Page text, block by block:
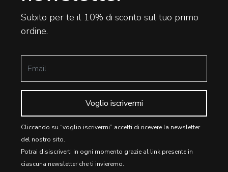
Subito per te il 10% di sconto sul tuo primo
ordine.
Voglio iscrivermi
Cliccando su “voglio iscrivermi” accetti di ricevere la newsletter
del nostro sito.
Potrai disiscriverti in ogni momento grazie al link presente in
ciascuna newsletter che ti invieremo.